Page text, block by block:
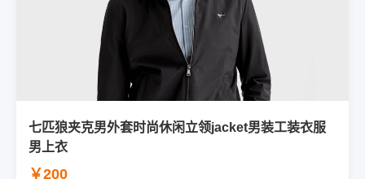
七匹狼夹克男外套时尚休闲立领jacket男装工装衣服
男上衣
￥200